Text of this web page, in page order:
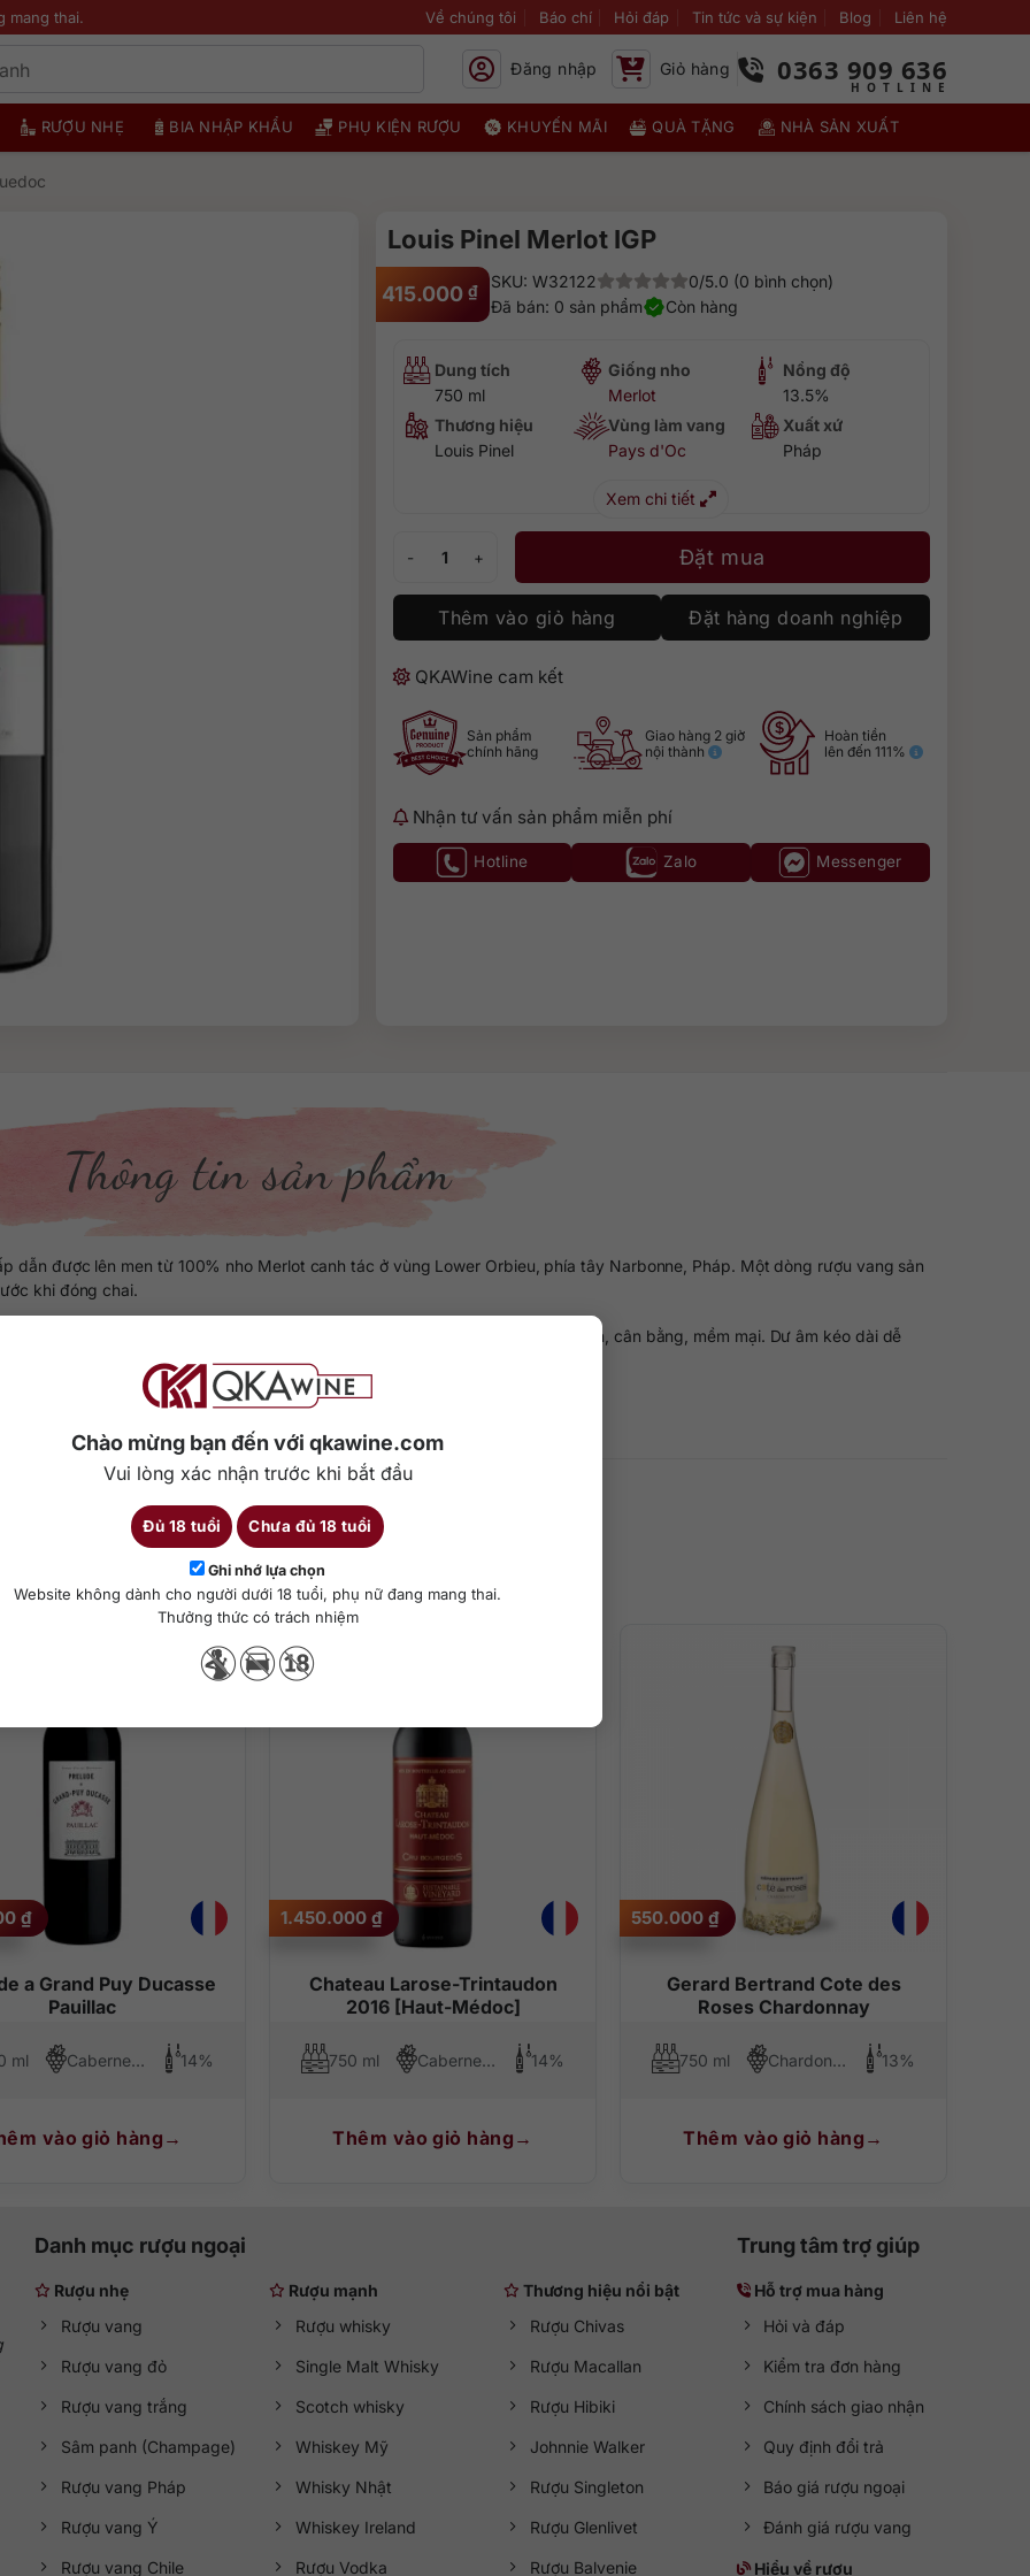
Chào mừng bạn đến với qkawine.com
Vui lòng xác nhận trước khi bắt đầu
Đủ 18 tuổi Chưa đủ 18 tuổi
Ghi nhớ lựa chọn
Website không dành cho người dưới 18 tuổi, phụ nữ đang mang thai.
Thưởng thức có trách nhiệm
mang thai. Về chúng tôi Báo chí Hỏi đáp Tin tức và sự kiện Blog Liên hệ
Đăng nhập Giỏ hàng 0363 909 636
RƯỢU NHẸ BIA NHẬP KHẨU PHỤ KIỆN RƯỢU KHUYẾN MÃI QUÀ TẶNG NHÀ SẢN XUẤT
Louis Pinel Merlot IGP
415.000 ₫ SKU: W32122
0/5.0 (0 bình chọn)
Đã bán: 0 sản phẩm
Còn hàng
Dung tích
750 ml
Giống nho
Merlot
Nồng độ
13.5%
Thương hiệu
Louis Pinel
Vùng làm vang
Pays d'Oc
Xuất xứ
Pháp
Xem chi tiết
Đặt mua
Thêm vào giỏ hàng Đặt hàng doanh nghiệp
QKAWine cam kết
Sản phẩm
chính hãng
Giao hàng 2 giờ
nội thành
Hoàn tiền
lên đến 111%
Nhận tư vấn sản phẩm miễn phí
Hotline Zalo Messenger
Thông tin sản phẩm
dẫn được lên men từ 100% nho Merlot canh tác ở vùng Lower Orbieu, phía tây Narbonne, Pháp. Một dòng rượu vang sản
khi đóng chai.
thơm của trái cây đậm màu (mận đen, dâu tằm, dâu rừng). Vị rượu thanh lịch, cân bằng, mềm mại. Dư âm kéo dài dễ
từ thịt đỏ, thịt trắng và món ăn nhẹ.
Chi tiết
Sản phẩm tương tự
a Grand Puy Ducasse
Pauillac
₫
ml Cabernet Sauvignon, Merlot 14%
vào giỏ hàng
Chateau Larose-Trintaudon
2016 [Haut-Médoc]
1.450.000 ₫
750 ml Cabernet Sauvignon, Merlot, Petit Verdot 14%
Thêm vào giỏ hàng
Gerard Bertrand Cote des
Roses Chardonnay
550.000 ₫
750 ml Chardonnay 13%
Thêm vào giỏ hàng
Danh mục rượu ngoại
Rượu nhẹ
Rượu vang
Rượu vang đỏ
Rượu vang trắng
Sâm panh (Champage)
Rượu vang Pháp
Rượu vang Ý
Rượu vang Chile
Rượu mạnh
Rượu whisky
Single Malt Whisky
Scotch whisky
Whiskey Mỹ
Whisky Nhật
Whiskey Ireland
Rượu Vodka
Thương hiệu nổi bật
Rượu Chivas
Rượu Macallan
Rượu Hibiki
Johnnie Walker
Rượu Singleton
Rượu Glenlivet
Rượu Balvenie
Trung tâm trợ giúp
Hỗ trợ mua hàng
Hỏi và đáp
Kiểm tra đơn hàng
Chính sách giao nhận
Quy định đổi trả
Báo giá rượu ngoại
Đánh giá rượu vang
Hiểu về rượu